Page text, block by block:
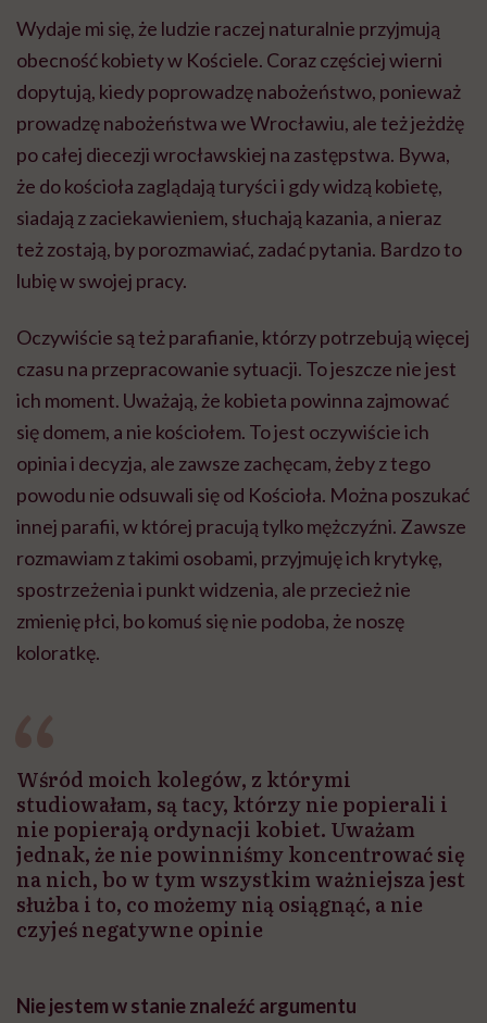
Wydaje mi się, że ludzie raczej naturalnie przyjmują
obecność kobiety w Kościele. Coraz częściej wierni
dopytują, kiedy poprowadzę nabożeństwo, ponieważ
prowadzę nabożeństwa we Wrocławiu, ale też jeżdżę
po całej diecezji wrocławskiej na zastępstwa. Bywa,
że do kościoła zaglądają turyści i gdy widzą kobietę,
siadają z zaciekawieniem, słuchają kazania, a nieraz
też zostają, by porozmawiać, zadać pytania. Bardzo to
lubię w swojej pracy.
Oczywiście są też parafianie, którzy potrzebują więcej
czasu na przepracowanie sytuacji. To jeszcze nie jest
ich moment. Uważają, że kobieta powinna zajmować
się domem, a nie kościołem. To jest oczywiście ich
opinia i decyzja, ale zawsze zachęcam, żeby z tego
powodu nie odsuwali się od Kościoła. Można poszukać
innej parafii, w której pracują tylko mężczyźni. Zawsze
rozmawiam z takimi osobami, przyjmuję ich krytykę,
spostrzeżenia i punkt widzenia, ale przecież nie
zmienię płci, bo komuś się nie podoba, że noszę
koloratkę.
Wśród moich kolegów, z którymi
studiowałam, są tacy, którzy nie popierali i
nie popierają ordynacji kobiet. Uważam
jednak, że nie powinniśmy koncentrować się
na nich, bo w tym wszystkim ważniejsza jest
służba i to, co możemy nią osiągnąć, a nie
czyjeś negatywne opinie
Nie jestem w stanie znaleźć argumentu